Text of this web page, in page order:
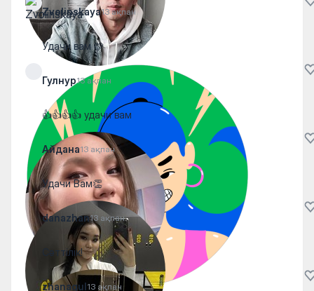
Zvolinskaya13 ақпан
Удачи вам 🩷
Гулнур13 ақпан
👍👍👍👍 удачи вам
Айдана13 ақпан
Удачи Вам👏
danazhan13 ақпан
Сәттілік!
zhanagul13 ақпан